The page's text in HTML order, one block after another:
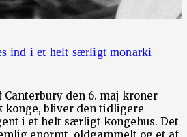
ind i et helt særligt monarki
den 6. maj kroner
konge, bliver den tidligere
i et helt særligt kongehus. Det
enormt, oldgammelt og et af